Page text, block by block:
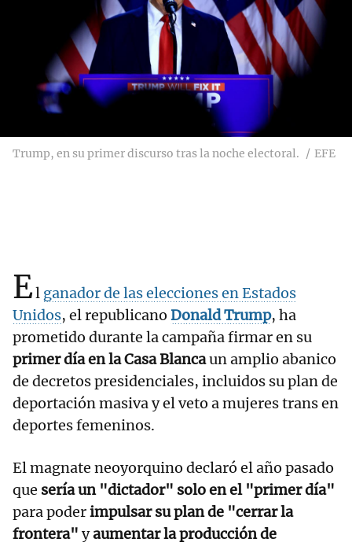
Trump, en su primer discurso tras la noche electoral. EFE
El ganador de las elecciones en Estados
Unidos, el republicano Donald Trump, ha
prometido durante la campaña firmar en su
primer día en la Casa Blancaun amplio abanico
de decretos presidenciales, incluidos su plan de
deportación masiva y el veto a mujeres trans en
deportes femeninos.
El magnate neoyorquino declaró el año pasado
que sería un "dictador" solo en el "primer día"
para poderimpulsar su plan de "cerrar la
frontera" yaumentar la producción de